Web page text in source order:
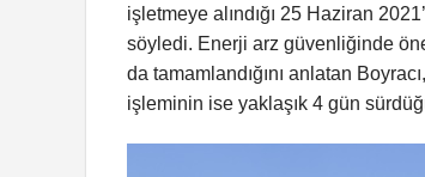
işletmeye alındığı 25 Haziran
söyledi. Enerji arz güvenliğinde
da tamamlandığını anlatan
işleminin ise yaklaşık 4 gün